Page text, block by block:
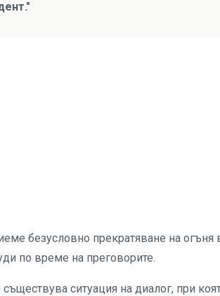
безусловно прекратяване на огъня
по време на преговорите.
ситуация на диалог, при